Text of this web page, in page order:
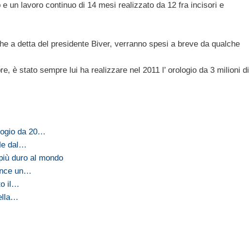
un lavoro continuo di 14 mesi realizzato da 12 fra incisori e
a detta del presidente Biver, verranno spesi a breve da qualche
è stato sempre lui ha realizzare nel 2011 l’ orologio da 3 milioni di
da 20…
dal…
duro al mondo
un…
il…